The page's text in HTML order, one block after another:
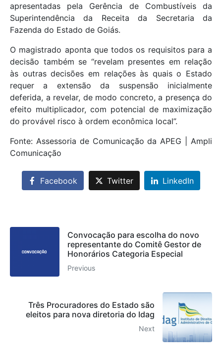
apresentadas pela Gerência de Combustíveis da
Superintendência da Receita da Secretaria da
Fazenda do Estado de Goiás.
O magistrado aponta que todos os requisitos para a
decisão também se “revelam presentes em relação
às outras decisões em relações às quais o Estado
requer a extensão da suspensão inicialmente
deferida, a revelar, de modo concreto, a presença do
efeito multiplicador, com potencial de maximização
do provável risco à ordem econômica local”.
Fonte: Assessoria de Comunicação da APEG | Ampli
Comunicação
Facebook Twitter LinkedIn
Convocação para escolha do novo
representante do Comitê Gestor de
Honorários Categoria Especial
Previous
Três Procuradores do Estado são
eleitos para nova diretoria do Idag
Next